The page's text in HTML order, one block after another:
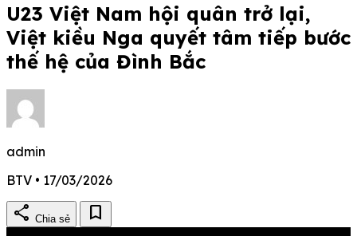
U23 Việt Nam hội quân trở lại,
Việt kiều Nga quyết tâm tiếp bước
thế hệ của Đình Bắc
admin
BTV • 17/03/2026
share Chia sẻ bookmark